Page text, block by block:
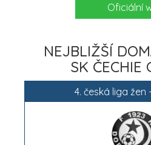
Oficiální
NEJBLIŽŠÍ
SK ČECHIE
4. česká liga žen